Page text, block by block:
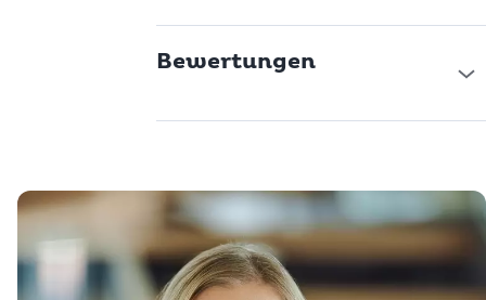
Bewertungen